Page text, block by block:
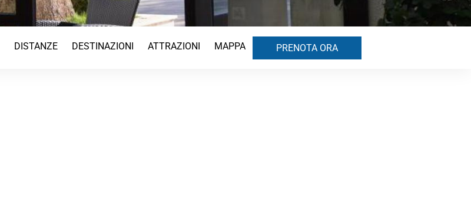
DISTANZE DESTINAZIONI ATTRAZIONI MAPPA PRENOTA ORA